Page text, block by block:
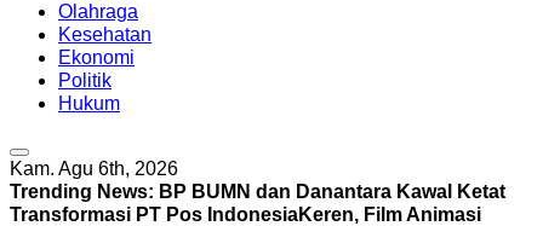
Olahraga
Kesehatan
Ekonomi
Politik
Hukum
Kam. Agu 6th, 2026
Trending News: BP BUMN dan Danantara Kawal Ketat
Transformasi PT Pos IndonesiaKeren, Film Animasi